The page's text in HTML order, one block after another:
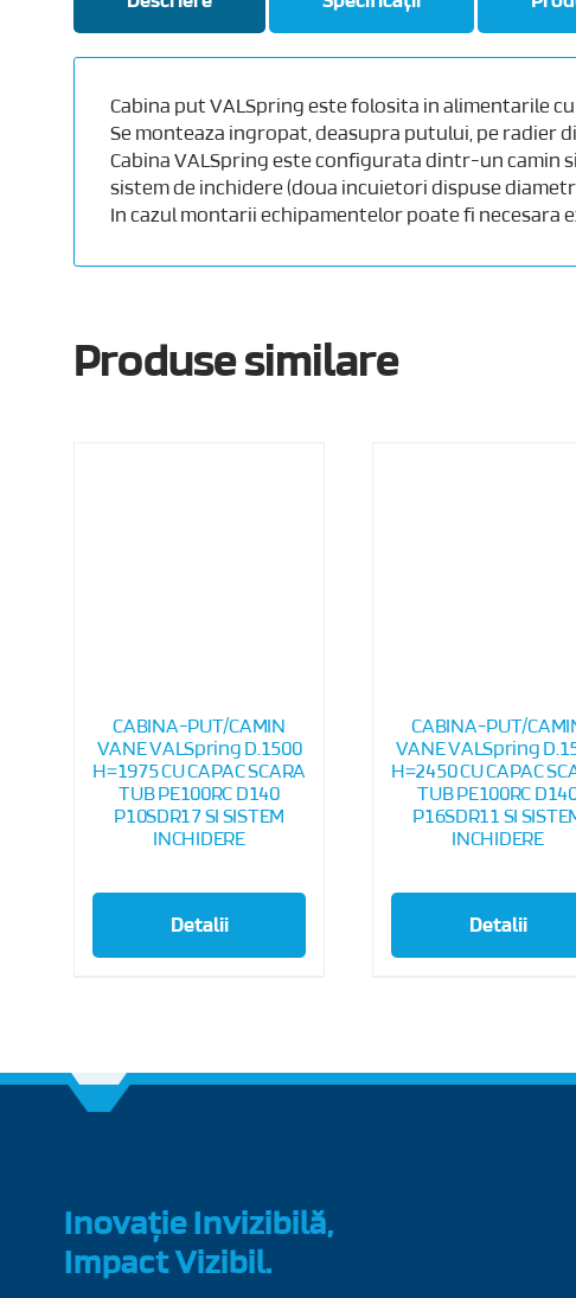
Cabina put VALSpring este folosita in alimentarile
Se monteaza ingropat, deasupra putului, pe radier
Cabina VALSpring este configurata dintr-un camin
sistem de inchidere (doua incuietori dispuse
In cazul montarii echipamentelor poate fi necesara
Produse similare
CABINA-PUT/CAMIN
VANE VALSpring D.1500
H=1975 CU CAPAC SCARA
TUB PE100RC D140
P10SDR17 SI SISTEM
INCHIDERE
Detalii
CABINA-PUT/
VANE VALSpring
H=2450 CU CAPAC
TUB PE100RC
P16SDR11 SI
INCHIDERE
Detalii
Inovație Invizibilă,
Impact Vizibil.